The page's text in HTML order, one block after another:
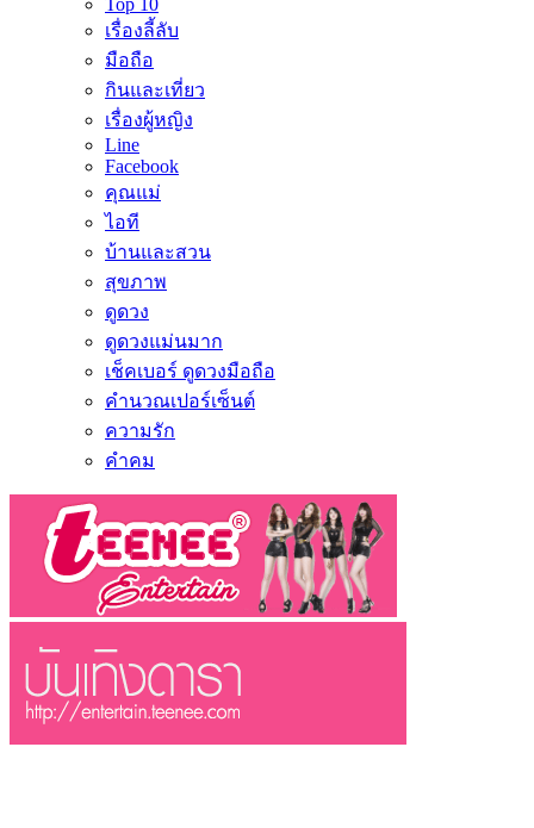
Top 10
เรื่องลี้ลับ
มือถือ
กินและเที่ยว
เรื่องผู้หญิง
Line
Facebook
คุณแม่
ไอที
บ้านและสวน
สุขภาพ
ดูดวง
ดูดวงแม่นมาก
เช็คเบอร์ ดูดวงมือถือ
คำนวณเปอร์เซ็นต์
ความรัก
คำคม